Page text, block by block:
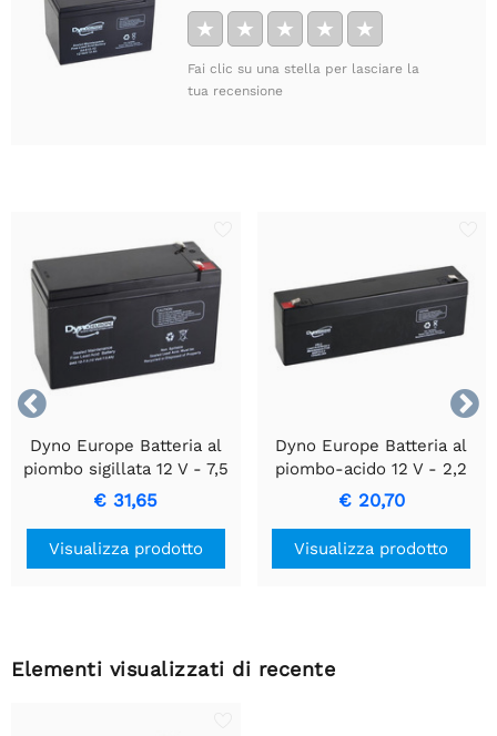
★ ★ ★ ★ ★
Fai clic su una stella per lasciare la
tua recensione


Dyno Europe Batteria al
piombo sigillata 12 V - 7,5
Ah - Compatta
€ 31,65
Visualizza prodotto
Dyno Europe Batteria al
piombo-acido 12 V - 2,2
Ah
€ 20,70
Visualizza prodotto
Elementi visualizzati di recente